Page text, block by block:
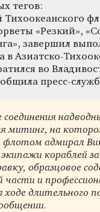
тегов:
Тихоокеанского
«Резкий»,
завершил
в Азиатско-
во
пресс-
митинг, на
адмирал
кораблей
образцовое
части и
ходе длительного